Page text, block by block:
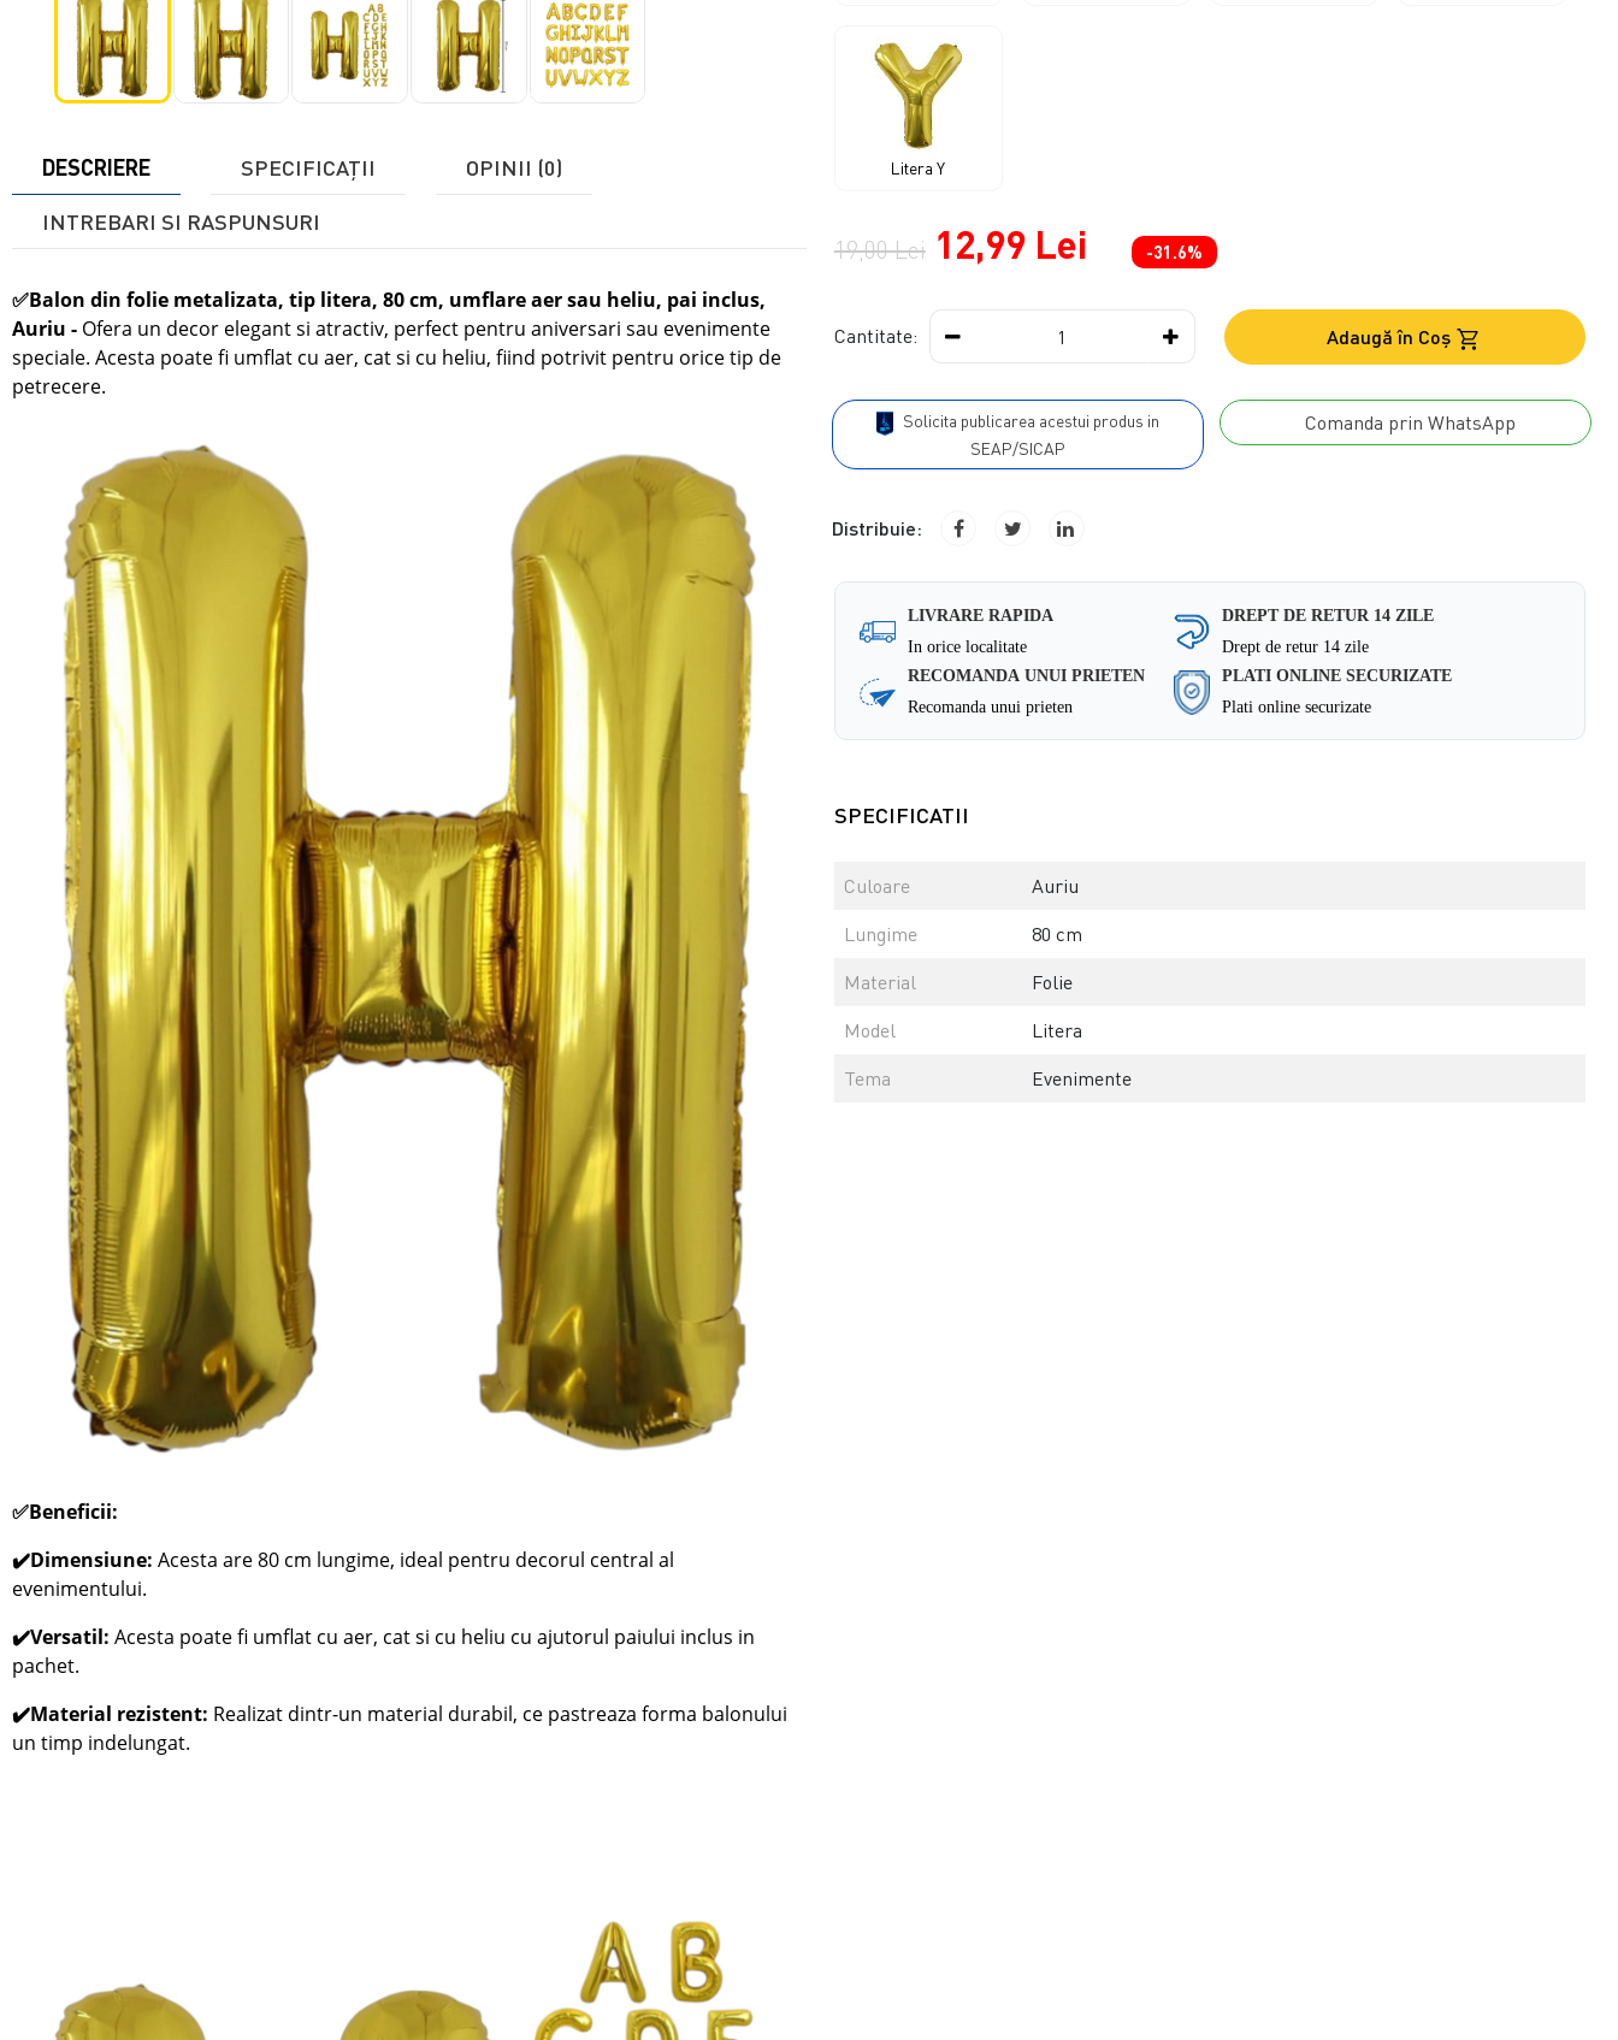
DESCRIERE SPECIFICAŢII OPINII (0)
INTREBARI SI RASPUNSURI
✅Balon din folie metalizata, tip litera, 80 cm, umflare aer sau heliu, pai inclus,
Auriu - Ofera un decor elegant si atractiv, perfect pentru aniversari sau evenimente
speciale. Acesta poate fi umflat cu aer, cat si cu heliu, fiind potrivit pentru orice tip de
petrecere.
✅Beneficii:
✔️Dimensiune:Acesta are 80 cm lungime, ideal pentru decorul central al
evenimentului.
✔️Versatil:Acesta poate fi umflat cu aer, cat si cu heliu cu ajutorul paiului inclus in
pachet.
✔️Material rezistent: Realizat dintr-un material durabil, ce pastreaza forma balonului
un timp indelungat.
Litera Y
19,00 Lei 12,99 Lei -31.6%
Cantitate: Adaugă în Coş
SEAP/SICAP
Comanda prin WhatsApp
Distribuie:
LIVRARE RAPIDA
In orice localitate
DREPT DE RETUR 14 ZILE
Drept de retur 14 zile
RECOMANDA UNUI PRIETEN
Recomanda unui prieten
PLATI ONLINE SECURIZATE
Plati online securizate
SPECIFICATII
Culoare
Auriu
Lungime
80 cm
Material
Folie
Model
Litera
Tema
Evenimente